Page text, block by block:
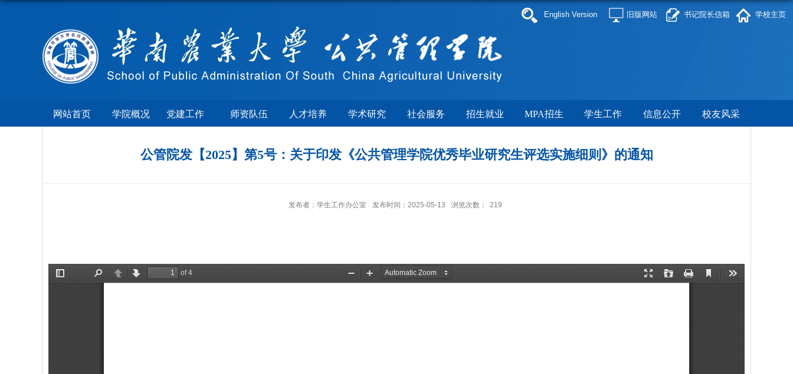
English Version 旧版网站 书记院长信箱 学校主页
网站首页 学院概况 党建工作 师资队伍 人才培养 学术研究 社会服务 招生就业 MPA招生 学生工作 信息公开 校友风采
公管院发【2025】第5号：关于印发《公共管理学院优秀毕业研究生评选实施细则》的通知
发布者：学生工作办公室 发布时间：2025-05-13 浏览次数： 219